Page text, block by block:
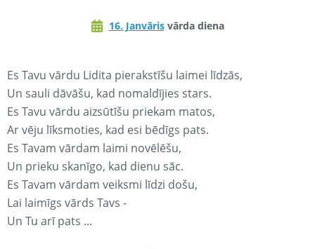
16. Janvārisvārda diena
Es Tavu vārdu Lidita pierakstīšu laimei līdzās,
Un sauli dāvāšu, kad nomaldījies stars.
Es Tavu vārdu aizsūtīšu priekam matos,
Ar vēju līksmoties, kad esi bēdīgs pats.
Es Tavam vārdam laimi novēlēšu,
Un prieku skanīgo, kad dienu sāc.
Es Tavam vārdam veiksmi līdzi došu,
Lai laimīgs vārds Tavs -
Un Tu arī pats ...